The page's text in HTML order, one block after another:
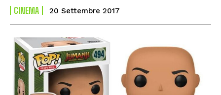
CINEMA 20 Settembre 2017